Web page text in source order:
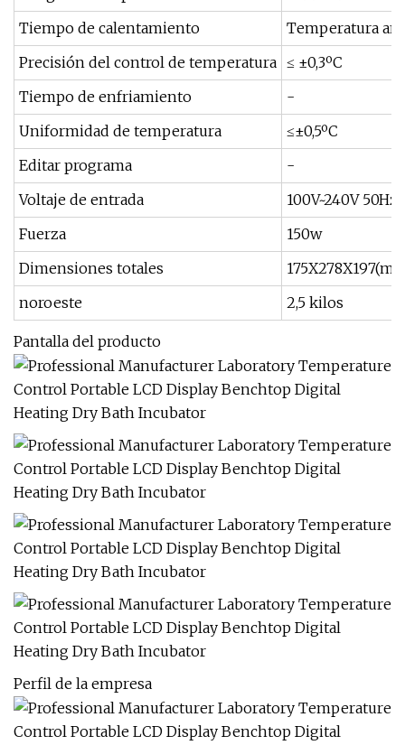
Tiempo de calentamiento
Temperatura
Precisión del control de temperatura ≤ ±0,3ºC
Tiempo de enfriamiento
-
Uniformidad de temperatura
≤±0,5ºC
Editar programa
-
Voltaje de entrada
100V~240V
Fuerza
150w
Dimensiones totales
noroeste
2,5 kilos
Pantalla del producto
Perfil de la empresa